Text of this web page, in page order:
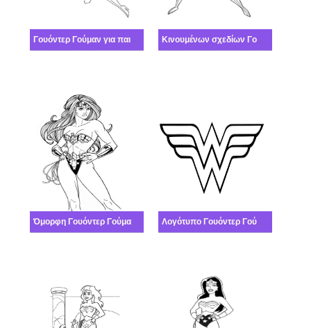
Γουόντερ Γούμαν για παιδιά Κινουμένων σχεδίων Γουόντερ Γούμαν
Όμορφη Γουόντερ Γούμαν που στέκεται Λογότυπο Γουόντερ Γούμαν